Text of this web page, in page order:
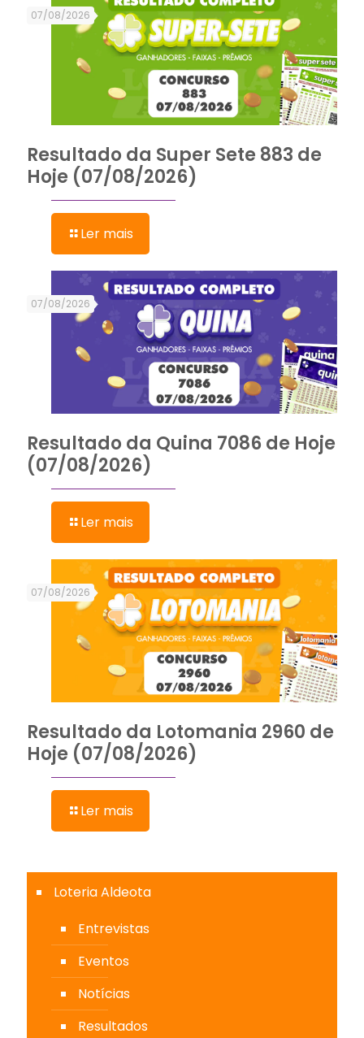
07/08/2026
Resultado da Super Sete 883 de
Hoje (07/08/2026)
Ler mais
07/08/2026
Resultado da Quina 7086 de Hoje
(07/08/2026)
Ler mais
07/08/2026
Resultado da Lotomania 2960 de
Hoje (07/08/2026)
Ler mais
Loteria Aldeota
Entrevistas
Eventos
Notícias
Resultados